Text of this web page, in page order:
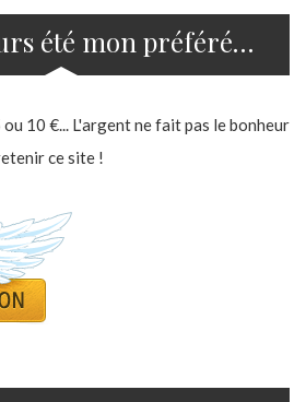
été mon préféré…
10 €... L'argent ne fait pas le bonheur
ce site !